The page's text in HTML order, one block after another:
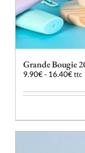
Grande Bougie
9.90€- 16.40€ ttc